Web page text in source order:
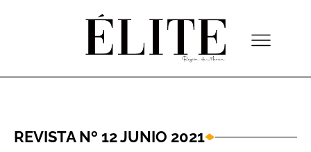
REVISTA Nº 12 JUNIO 2021